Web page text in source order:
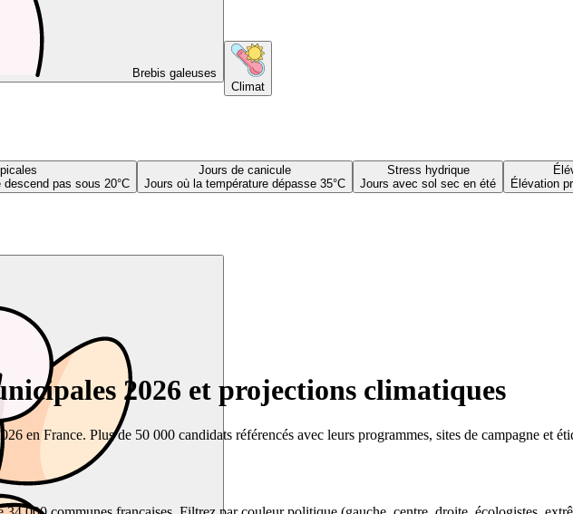
Brebis galeuses
Climat
pas sous 20°C
Jours de canicule
Jours où la température dépasse 35°C
Stress hydrique
Jours avec sol sec en été
Élévation
2026 et projections climatiques
en France. Plus de 50 000 candidats référencés avec leurs programmes, sites de campagne et